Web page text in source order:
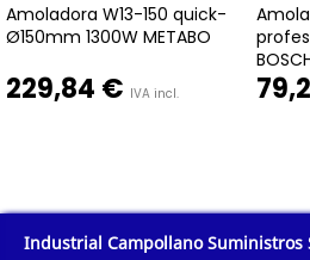
Amoladora W13-150 quick-
Ø150mm 1300W METABO
229,84 € IVA incl.
1 2
Industrial Campollano Suministros